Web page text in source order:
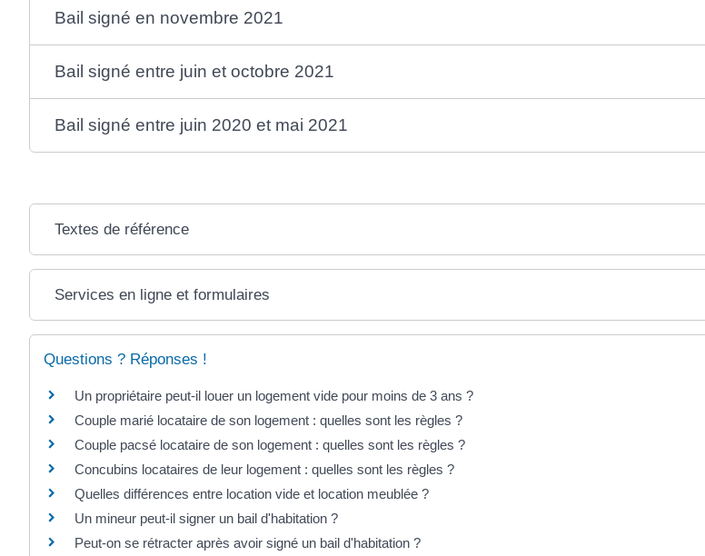
Bail signé en novembre 2021
Bail signé entre juin et octobre 2021
Bail signé entre juin 2020 et mai 2021
Textes de référence
Services en ligne et formulaires
Questions ? Réponses !
Un propriétaire peut-il louer un logement vide pour moins de 3 ans ?
Couple marié locataire de son logement : quelles sont les règles ?
Couple pacsé locataire de son logement : quelles sont les règles ?
Concubins locataires de leur logement : quelles sont les règles ?
Quelles différences entre location vide et location meublée ?
Un mineur peut-il signer un bail d'habitation ?
Peut-on se rétracter après avoir signé un bail d'habitation ?